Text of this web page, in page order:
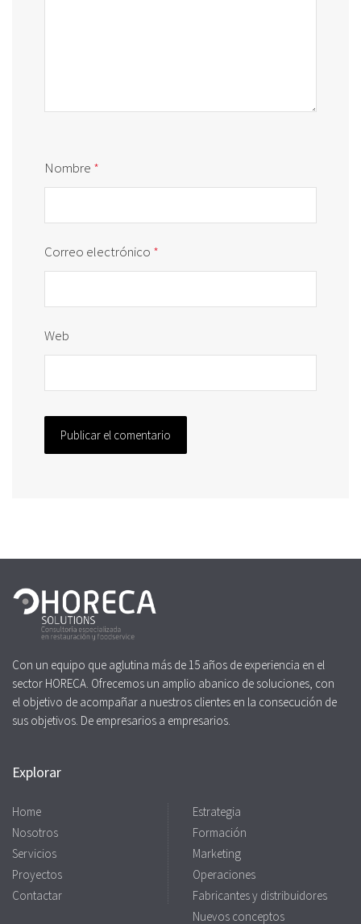
Nombre *
Correo electrónico *
Web
Con un equipo que aglutina más de 15 años de experiencia en el
sector HORECA. Ofrecemos un amplio abanico de soluciones, con
el objetivo de acompañar a nuestros clientes en la consecución de
sus objetivos. De empresarios a empresarios.
Explorar
Home
Nosotros
Servicios
Proyectos
Contactar
Estrategia
Formación
Marketing
Operaciones
Fabricantes y distribuidores
Nuevos conceptos